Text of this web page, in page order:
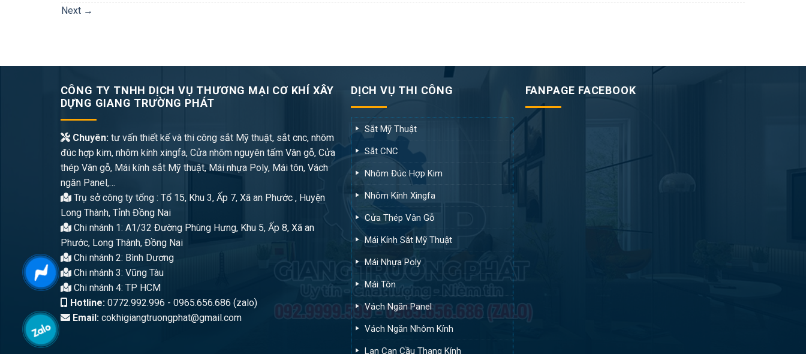
Next →
CÔNG TY TNHH DỊCH VỤ THƯƠNG MẠI CƠ KHÍ XÂY
DỰNG GIANG TRƯỜNG PHÁT
Chuyên:tư vấn thiết kế và thi công sắt Mỹ thuật, sắt cnc, nhôm
đúc hợp kim, nhôm kính xingfa, Cửa nhôm nguyên tấm Vân gỗ, Cửa
thép Vân gỗ, Mái kính sắt Mỹ thuật, Mái nhựa Poly, Mái tôn, Vách
ngăn Panel,…
Trụ sở công ty tổng : Tổ 15, Khu 3, Ấp 7, Xã an Phước , Huyện
Long Thành, Tỉnh Đồng Nai
Chi nhánh 1: A1/32 Đường Phùng Hưng, Khu 5, Ấp 8, Xã an
Phước, Long Thành, Đồng Nai
Chi nhánh 2: Bình Dương
Chi nhánh 3: Vũng Tàu
Chi nhánh 4: TP HCM
Hotline:0772.992.996 - 0965.656.686 (zalo)
Email:cokhigiangtruongphat@gmail.com
DỊCH VỤ THI CÔNG
Sắt Mỹ Thuật
Sắt CNC
Nhôm Đúc Hợp Kim
Nhôm Kính Xingfa
Cửa Thép Vân Gỗ
Mái Kính Sắt Mỹ Thuật
Mái Nhựa Poly
Mái Tôn
Vách Ngăn Panel
Vách Ngăn Nhôm Kính
Lan Can Cầu Thang Kính
FANPAGE FACEBOOK